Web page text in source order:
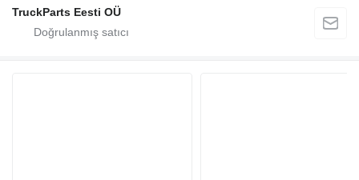
TruckParts Eesti OÜ